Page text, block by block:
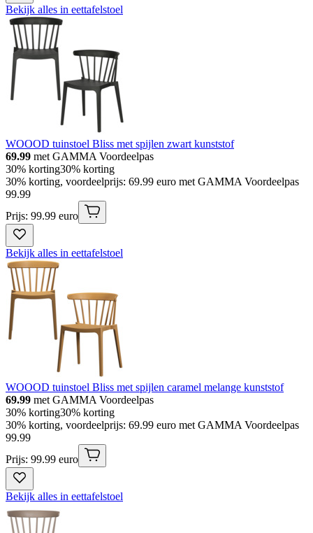
Bekijk alles in eettafelstoel
WOOOD tuinstoel Bliss met spijlen zwart kunststof
69.99 met GAMMA Voordeelpas
30% korting30% korting
30% korting, voordeelprijs: 69.99 euro met GAMMA Voordeelpas
99.99
Prijs: 99.99 euro
Bekijk alles in eettafelstoel
WOOOD tuinstoel Bliss met spijlen caramel melange kunststof
69.99 met GAMMA Voordeelpas
30% korting30% korting
30% korting, voordeelprijs: 69.99 euro met GAMMA Voordeelpas
99.99
Prijs: 99.99 euro
Bekijk alles in eettafelstoel